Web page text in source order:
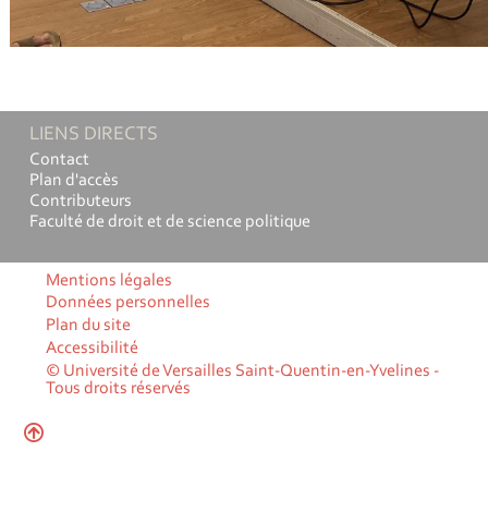
LIENS DIRECTS
Contact
Plan d'accès
Contributeurs
Faculté de droit et de science politique
Mentions légales
Données personnelles
Plan du site
Accessibilité
© Université de Versailles Saint-Quentin-en-Yvelines -
Tous droits réservés